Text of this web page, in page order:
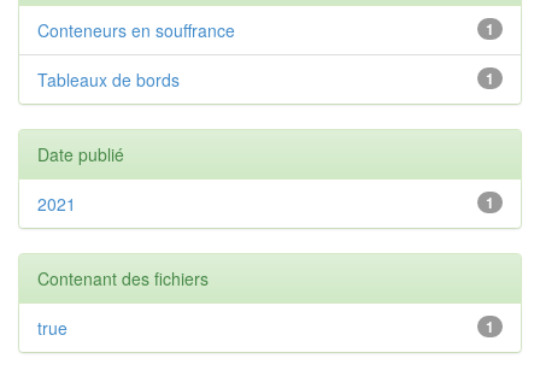
1
Conteneurs en souffrance
1
Tableaux de bords
Date publié
1
2021
Contenant des fichiers
1
true